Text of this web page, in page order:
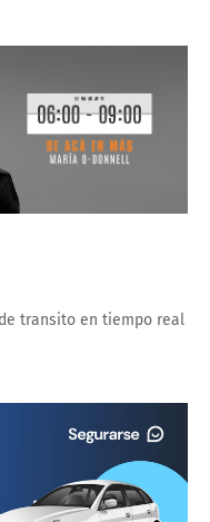
transito en tiempo real